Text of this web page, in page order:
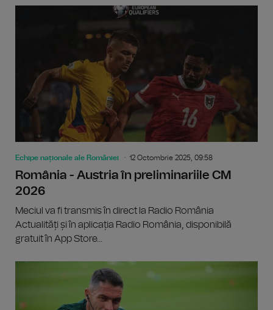
Echipe naționale ale României 12 Octombrie 2025, 09:58
România - Austria în preliminariile CM
2026
Meciul va fi transmis în direct la Radio România
Actualități și în aplicația Radio România, disponibilă
gratuit în App Store...